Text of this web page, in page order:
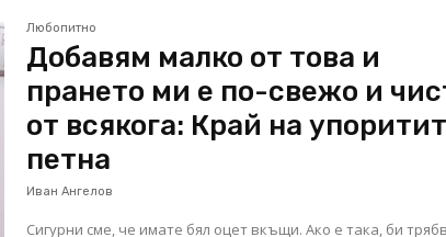
Любопитно
Добавям малко от това и
прането ми е по-свежо и
от всякога: Край на
петна
Иван Ангелов
Сигурни сме, че имате бял оцет вкъщи. Ако е така, би